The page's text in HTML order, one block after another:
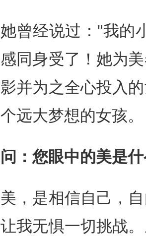
她曾经说过 ： "我的
感同身受了 ！她为
影并为之全心投入
个远大梦想的女孩。
问：您眼中的美是
美，是相信自己，
让我无惧一切挑战